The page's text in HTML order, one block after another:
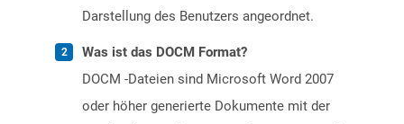
Darstellung des Benutzers angeordnet.
Was ist das DOCM Format?
DOCM -Dateien sind Microsoft Word 2007
oder höher generierte Dokumente mit der